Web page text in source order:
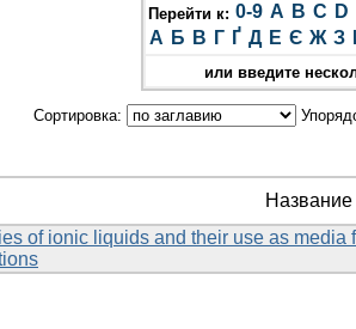
Перейти к: 0-9 A B C D
А Б В Г Ґ Д Е Є Ж З
или введите
Сортировка:
Название
of ionic liquids and their use as media